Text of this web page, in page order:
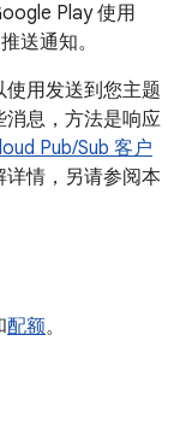
Play 使用
送通知。
用发送到您主题
消息，方法是响应
Pub/Sub 客户
情，另请参阅本
配额。